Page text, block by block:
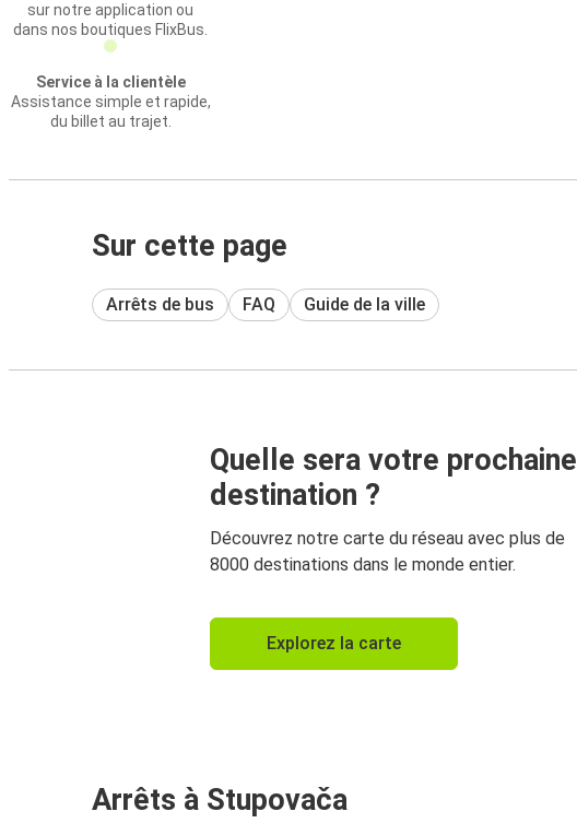
sur notre application ou
dans nos boutiques FlixBus.
Service à la clientèle
Assistance simple et rapide,
du billet au trajet.
Sur cette page
Arrêts de bus FAQ Guide de la ville
Quelle sera votre prochaine
destination ?
Découvrez notre carte du réseau avec plus de
8000 destinations dans le monde entier.
Explorez la carte
Arrêts à Stupovača